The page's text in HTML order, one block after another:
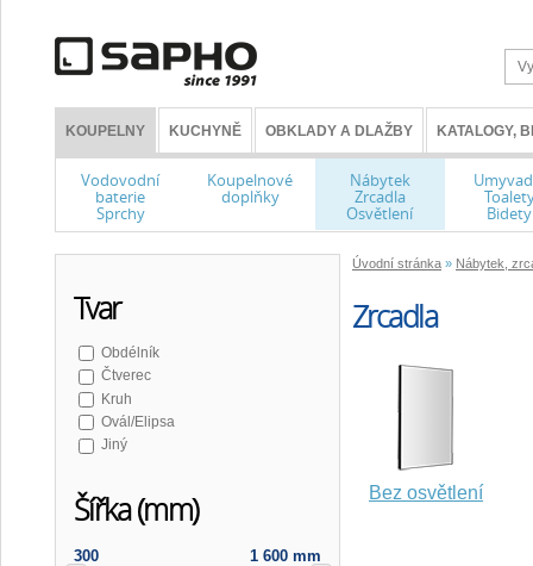
KOUPELNY KUCHYNĚ OBKLADY A DLAŽBY KATALOGY,
Vodovodní
baterie
Sprchy
Koupelnové
doplňky
Nábytek
Zrcadla
Osvětlení Bidety
Úvodní stránka » Nábytek,
Zrcadla
Bez osvětlení
Tvar
Obdélník
Čtverec
Kruh
Ovál/Elipsa
Jiný
Šířka (mm)
300 1 600 mm